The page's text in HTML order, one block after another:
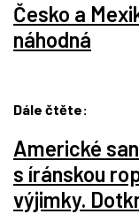
Česko a
náhodná
Dále čtěte:
Americké
s íránskou
výjimky.